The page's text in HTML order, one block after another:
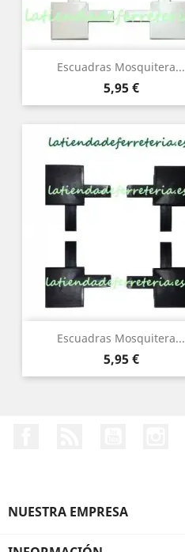
Escuadras Mosquitera...
Precio
5,95 €
Escuadras Mosquitera...
Precio
5,95 €
NUESTRA EMPRESA